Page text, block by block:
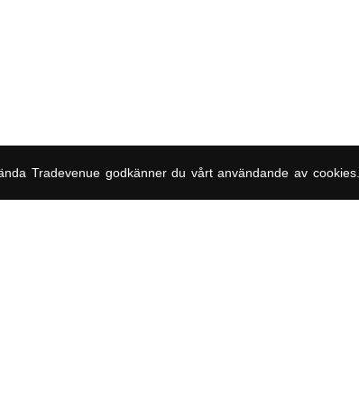
Tradevenue godkänner du vårt användande av cookies.